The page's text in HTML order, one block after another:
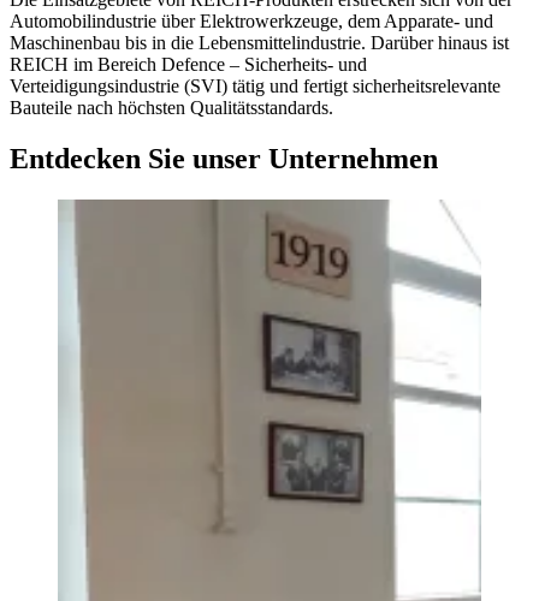
Automobilindustrie über Elektrowerkzeuge, dem Apparate- und
Maschinenbau bis in die Lebensmittelindustrie. Darüber hinaus ist
REICH im Bereich Defence – Sicherheits- und
Verteidigungsindustrie (SVI) tätig und fertigt sicherheitsrelevante
Bauteile nach höchsten Qualitätsstandards.
Entdecken Sie unser Unternehmen